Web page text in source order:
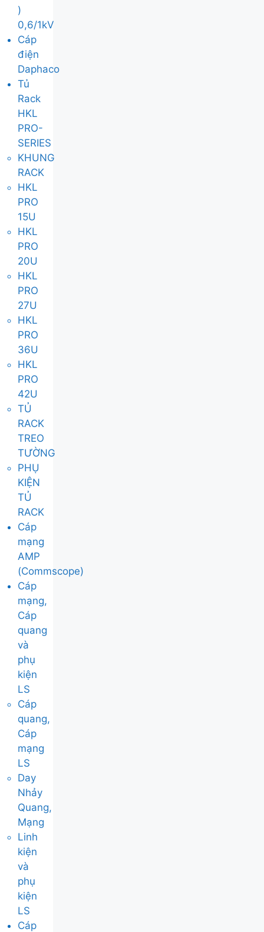
)
0,6/1kV
Cáp
điện
Daphaco
Tủ
Rack
HKL
PRO-
SERIES
KHUNG
RACK
HKL
PRO
15U
HKL
PRO
20U
HKL
PRO
27U
HKL
PRO
36U
HKL
PRO
42U
TỦ
RACK
TREO
TƯỜNG
PHỤ
KIỆN
TỦ
RACK
Cáp
mạng
AMP
(Commscope)
Cáp
mạng,
Cáp
quang
và
phụ
kiện
LS
Cáp
quang,
Cáp
mạng
LS
Day
Nhảy
Quang,
Mạng
Linh
kiện
và
phụ
kiện
LS
Cáp